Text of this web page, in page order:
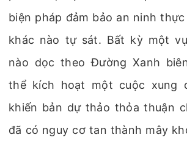
biện pháp đảm bảo an ninh
khác nào tự sát. Bất kỳ một
nào dọc theo Đường Xanh
thể kích hoạt một cuộc xung
khiến bản dự thảo thỏa thuận
đã có nguy cơ tan thành mây